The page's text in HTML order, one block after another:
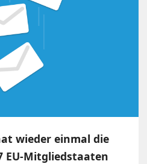
wieder einmal die
EU-Mitgliedstaaten